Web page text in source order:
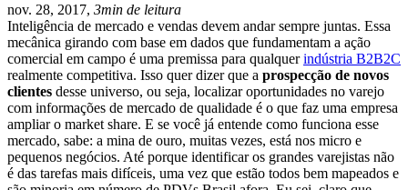
nov. 28, 2017, 3min de leitura
Inteligência de mercado e vendas devem andar sempre juntas. Essa
mecânica girando com base em dados que fundamentam a ação
comercial em campo é uma premissa para qualquerindústria B2B2C
realmente competitiva. Isso quer dizer que a prospecção de novos
clientes desse universo, ou seja, localizar oportunidades no varejo
com informações de mercado de qualidade é o que faz uma empresa
ampliar o market share. E se você já entende como funciona esse
mercado, sabe: a mina de ouro, muitas vezes, está nos micro e
pequenos negócios. Até porque identificar os grandes varejistas não
é das tarefas mais difíceis, uma vez que estão todos bem mapeados e